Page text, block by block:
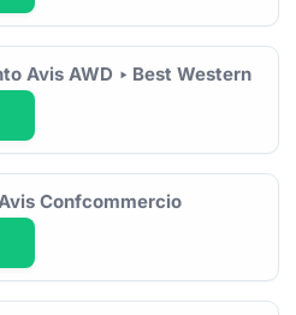
Avis AWD ‣ Best Western
Confcommercio